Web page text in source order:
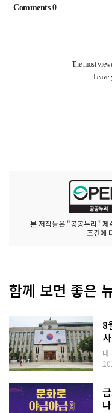
본 저작물은 "공공누리" 제
조건에
함께 보면 좋은
8
내